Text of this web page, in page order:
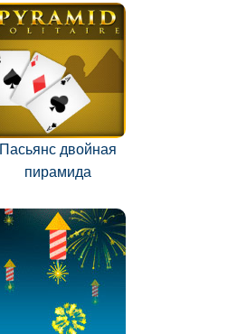
Пасьянс двойная
пирамида